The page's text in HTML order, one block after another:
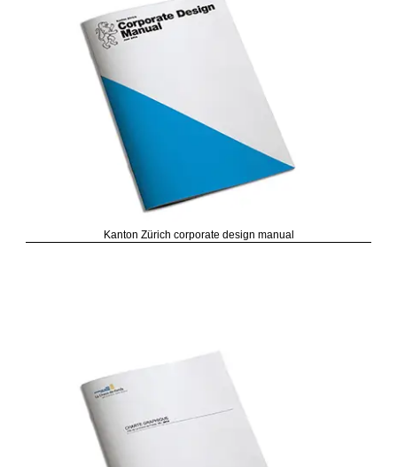
Kanton Zürich corporate design manual